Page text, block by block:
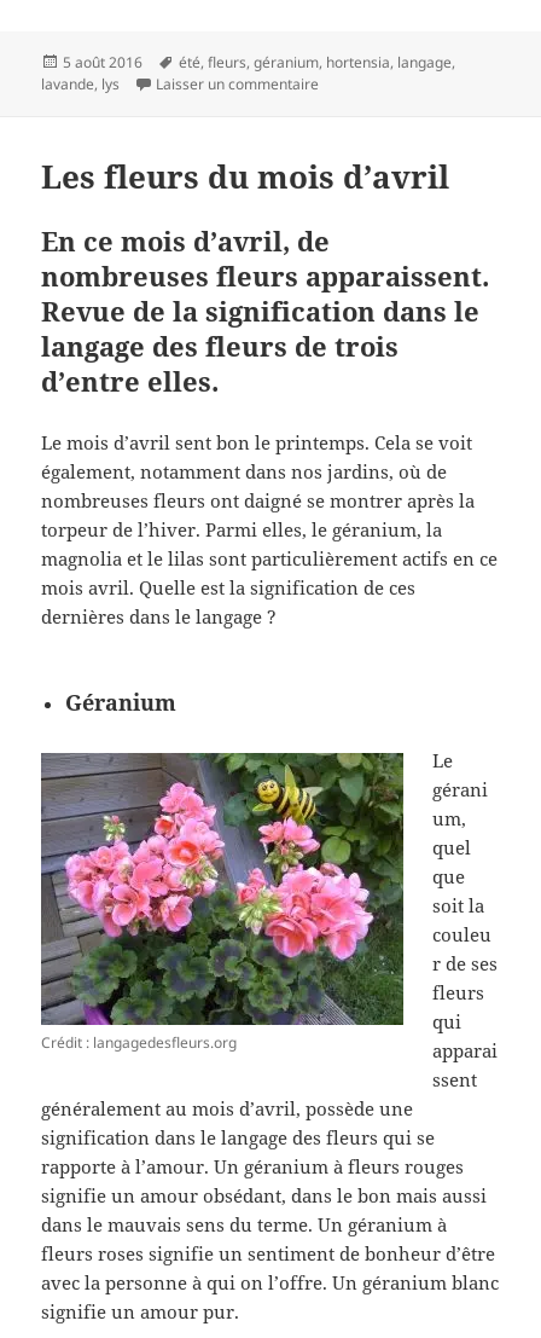
Publié
le
5 août 2016
Mots-
clés
été,fleurs,géranium, hortensia, langage,
lavande, lys Laisser un commentaire
Les fleurs du mois d’avril
En ce mois d’avril, de
nombreuses fleurs apparaissent.
Revue de la signification dans le
langage des fleurs de trois
d’entre elles.
Le mois d’avril sent bon le printemps. Cela se voit
également, notamment dans nos jardins, où de
nombreuses fleurs ont daigné se montrer après la
torpeur de l’hiver. Parmi elles, le géranium, la
magnolia et le lilas sont particulièrement actifs en ce
mois avril. Quelle est la signification de ces
dernières dans le langage ?
Géranium
Crédit : langagedesfleurs.org
Le
gérani
um,
quel
que
soit la
couleu
r de ses
fleurs
qui
apparai
ssent
généralement au mois d’avril, possède une
signification dans le langage des fleurs qui se
rapporte à l’amour. Un géranium à fleurs rouges
signifie un amour obsédant, dans le bon mais aussi
dans le mauvais sens du terme. Un géranium à
fleurs roses signifie un sentiment de bonheur d’être
avec la personne à qui on l’offre. Un géranium blanc
signifie un amour pur.